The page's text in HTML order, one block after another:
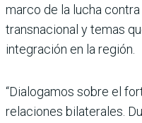
marco de la lucha
transnacional y temas
integración en la región.
“Dialogamos sobre el
relaciones bilaterales.